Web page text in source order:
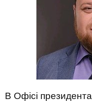
В Офісі